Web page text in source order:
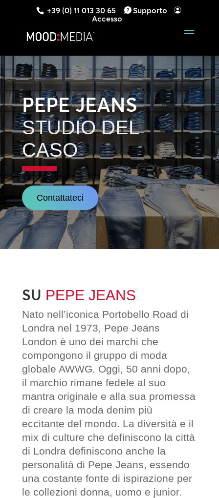
+39 (0) 11 013 30 65
Supporto
Accesso
PEPE JEANS
STUDIO DEL
CASO
Contattateci
SU PEPE JEANS
Nato nell’iconica Portobello Road di
Londra nel 1973, Pepe Jeans
London è uno dei marchi che
compongono il gruppo di moda
globale AWWG. Oggi, 50 anni dopo,
il marchio rimane fedele al suo
mantra originale e alla sua promessa
di creare la moda denim più
eccitante del mondo. La diversità e il
mix di culture che definiscono la città
di Londra definiscono anche la
personalità di Pepe Jeans, essendo
una costante fonte di ispirazione per
le collezioni donna, uomo e junior.